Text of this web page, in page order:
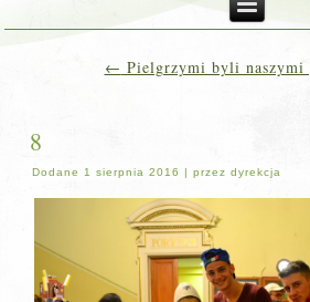
← Pielgrzymi byli naszymi
8
Dodane 1 sierpnia 2016 |przez dyrekcja